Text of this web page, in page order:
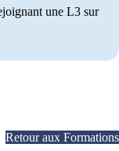
une L3 sur
Retour aux Formations